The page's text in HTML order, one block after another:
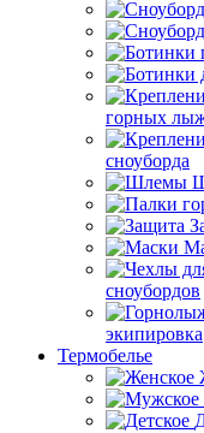
горных
сноуборда
сноубордов
экипировка
Термобелье